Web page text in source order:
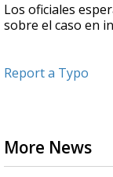
Los oficiales
sobre el caso en
Report a Typo
More News